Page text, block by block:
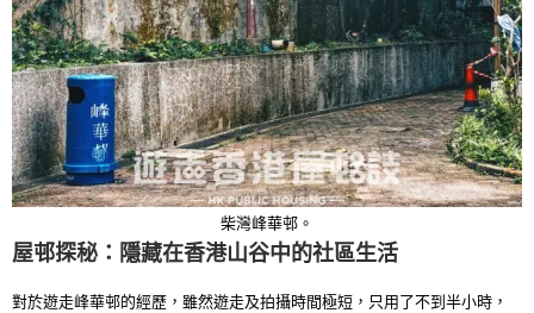
柴灣峰華邨。
屋邨探秘：隱藏在香港山谷中的社區生活
對於遊走峰華邨的經歷，雖然遊走及拍攝時間極短，只用了不到半小時，